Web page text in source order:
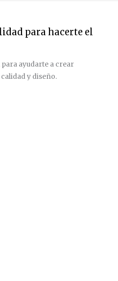
para hacerte el
ayudarte a crear
y diseño.